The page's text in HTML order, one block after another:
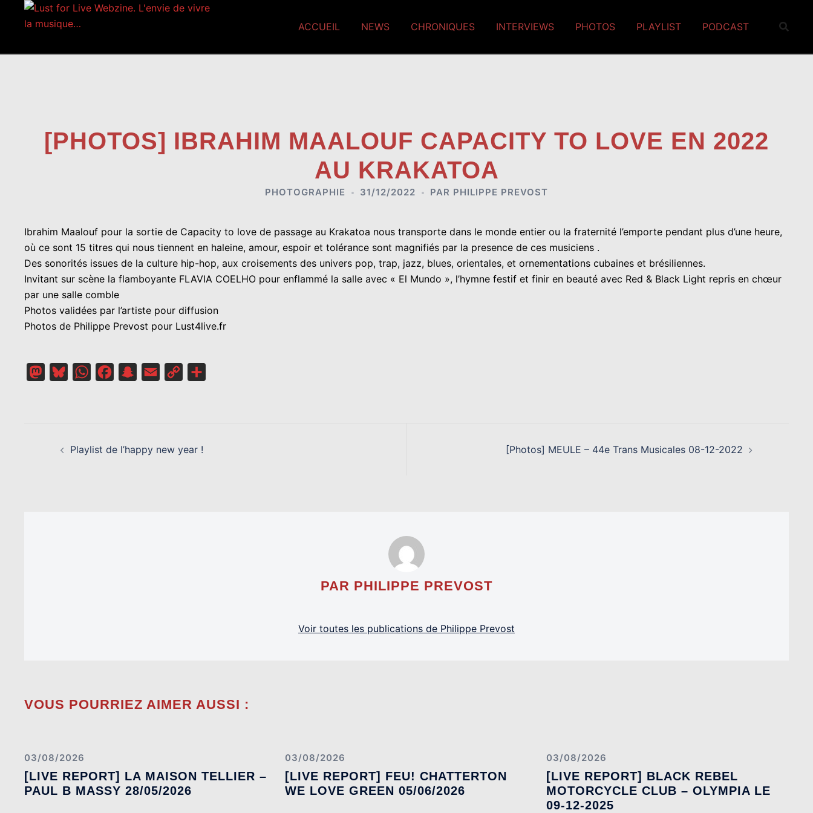
ACCUEIL NEWS CHRONIQUES INTERVIEWS PHOTOS PLAYLIST PODCAST
[PHOTOS] IBRAHIM MAALOUF CAPACITY TO LOVE EN 2022
AU KRAKATOA
PHOTOGRAPHIE 31/12/2022 PAR PHILIPPE PREVOST
Ibrahim Maalouf pour la sortie de Capacity to love de passage au Krakatoa nous transporte dans le monde entier ou la fraternité l’emporte pendant plus d’une heure,
où ce sont 15 titres qui nous tiennent en haleine, amour, espoir et tolérance sont magnifiés par la presence de ces musiciens .
Des sonorités issues de la culture hip-hop, aux croisements des univers pop, trap, jazz, blues, orientales, et ornementations cubaines et brésiliennes.
Invitant sur scène la flamboyante FLAVIA COELHO pour enflammé la salle avec « El Mundo », l’hymne festif et finir en beauté avec Red & Black Light repris en chœur
par une salle comble
Photos validées par l’artiste pour diffusion
Photos de Philippe Prevost pour Lust4live.fr
MastodonBlueskyWhatsAppFacebookSnapchat
Email
Copy
D’ARTICLE
Playlist de l’happy new year ! [Photos] MEULE – 44e Trans Musicales 08-12-2022
PAR PHILIPPE PREVOST
Voir toutes les publications de Philippe Prevost
VOUS POURRIEZ AIMER AUSSI :
03/08/2026
[LIVE REPORT] LA MAISON TELLIER –
PAUL B MASSY 28/05/2026
03/08/2026
[LIVE REPORT] FEU! CHATTERTON
WE LOVE GREEN 05/06/2026
03/08/2026
[LIVE REPORT] BLACK REBEL
MOTORCYCLE CLUB – OLYMPIA LE
09-12-2025